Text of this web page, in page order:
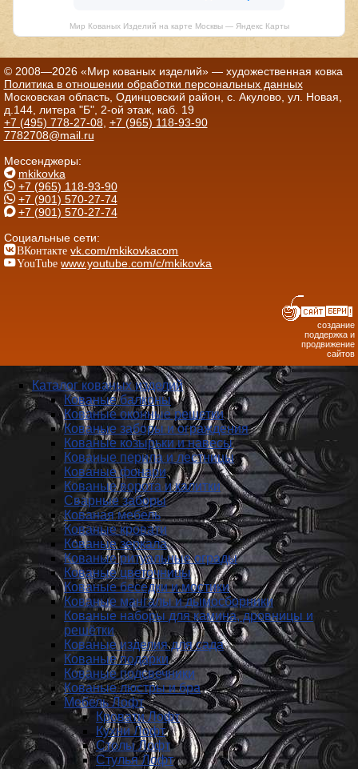
Мир Кованых Изделий на карте Москвы — Яндекс Карты
© 2008—2026 «Мир кованых изделий» — художественная ковка
Политика в отношении обработки персональных данных
Московская область, Одинцовский район, с. Акулово, ул. Новая,
д.144, литера "Б", 2-ой этаж, каб. 19
+7 (495) 778-27-08, +7 (965) 118-93-90
7782708@mail.ru
Мессенджеры:
mkikovka
+7 (965) 118-93-90
+7 (901) 570-27-74
+7 (901) 570-27-74
Социальные сети:
ВКонтакте vk.com/mkikovkacom
YouTube www.youtube.com/c/mkikovka
создание
поддержка и
продвижение
сайтов
Каталог кованых изделий
Кованые балконы
Кованые оконные решетки
Кованые заборы и ог­ражде­ния
Кованые козырьки и навесы
Кованые перила и лестницы
Кованые фонари
Кованые ворота и калитки
Сварные заборы
Кованая мебель
Кованые кровати
Кованые зеркала
Кованые ритуальные ограды
Кованые цветочницы
Кованые беседки и мостики
Кованые мангалы и дымосборники
Кованые наборы для камина, дровницы и
решётки
Кованые изделия для сада
Кованые подарки
Кованые подсвечники
Кованые люстры и бра
Мебель Лофт
Кровати Лофт
Кухни Лофт
Столы Лофт
Стулья Лофт